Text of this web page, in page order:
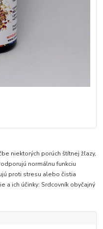
niektorých porúch štítnej žľazy,
normálnu funkciu
proti stresu alebo čistia
a ich účinky: Srdcovník obyčajný